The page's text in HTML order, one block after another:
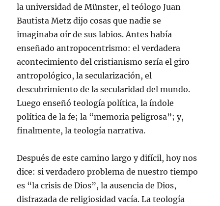
la universidad de Münster, el teólogo Juan
Bautista Metz dijo cosas que nadie se
imaginaba oír de sus labios. Antes había
enseñado antropocentrismo: el verdadera
acontecimiento del cristianismo sería el giro
antropológico, la secularización, el
descubrimiento de la secularidad del mundo.
Luego enseñó teología política, la índole
política de la fe; la “memoria peligrosa”; y,
finalmente, la teología narrativa.
Después de este camino largo y difícil, hoy nos
dice: si verdadero problema de nuestro tiempo
es “la crisis de Dios”, la ausencia de Dios,
disfrazada de religiosidad vacía. La teología